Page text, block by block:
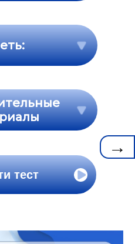
→
тест